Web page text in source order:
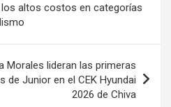
altos costos en categorías
Morales lideran las primeras
de Junior en el CEK Hyundai
2026 de Chiva